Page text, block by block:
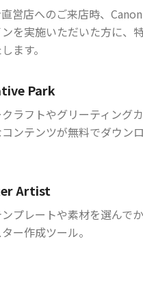
営店へのご来店時、
を実施いただいた方に、
ます。
Park
ラフトやグリーティング
ンテンツが無料でダウン
Artist
プレートや素材を選んで
ー作成ツール。